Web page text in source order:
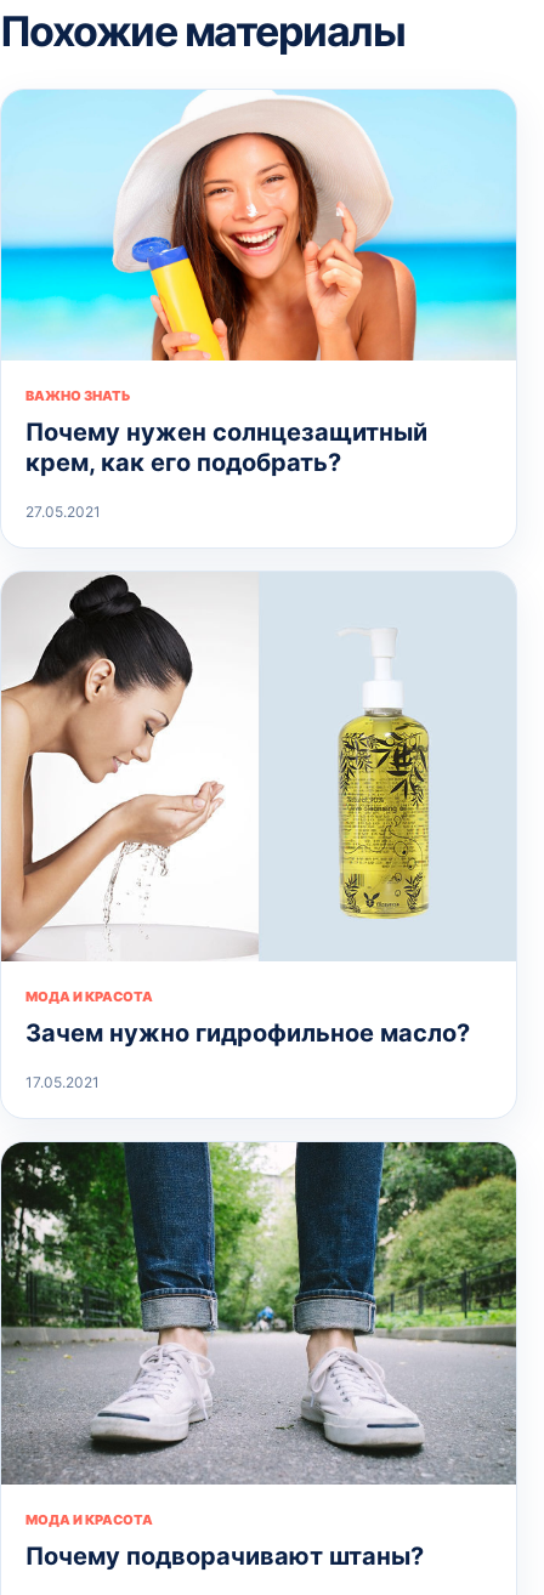
Похожие материалы
ВАЖНО ЗНАТЬ
Почему нужен солнцезащитный
крем, как его подобрать?
27.05.2021
МОДА И КРАСОТА
Зачем нужно гидрофильное масло?
17.05.2021
МОДА И КРАСОТА
Почему подворачивают штаны?